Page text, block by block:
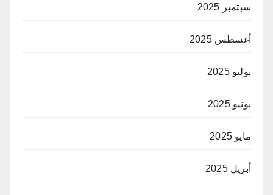
سبتمبر 2025
أغسطس 2025
يوليو 2025
يونيو 2025
مايو 2025
أبريل 2025